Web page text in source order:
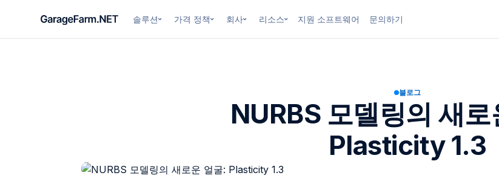
솔루션 가격 정책 회사 리소스 지원 소프트웨어 문의하기
블로그
NURBS 모델링의 새
Plasticity 1.3